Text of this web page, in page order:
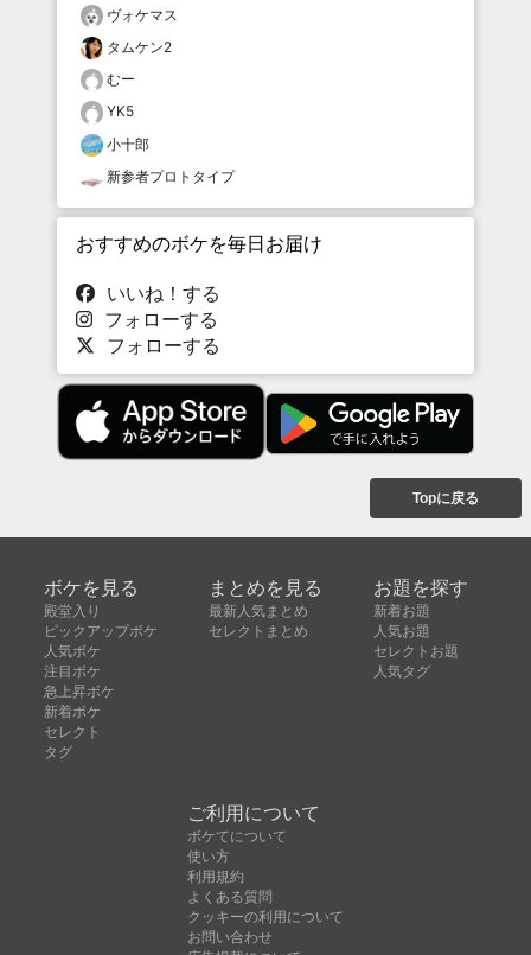
ヴォケマス
タムケン2
むー
YK5
小十郎
新参者プロトタイプ
おすすめのボケを毎日お届け
いいね！する
フォローする
フォローする
Topに戻る
ボケを見る
殿堂入り
ピックアップボケ
人気ボケ
注目ボケ
急上昇ボケ
新着ボケ
セレクト
タグ
まとめを見る
最新人気まとめ
セレクトまとめ
お題を探す
新着お題
人気お題
セレクトお題
人気タグ
ご利用について
ボケてについて
使い方
利用規約
よくある質問
クッキーの利用について
お問い合わせ